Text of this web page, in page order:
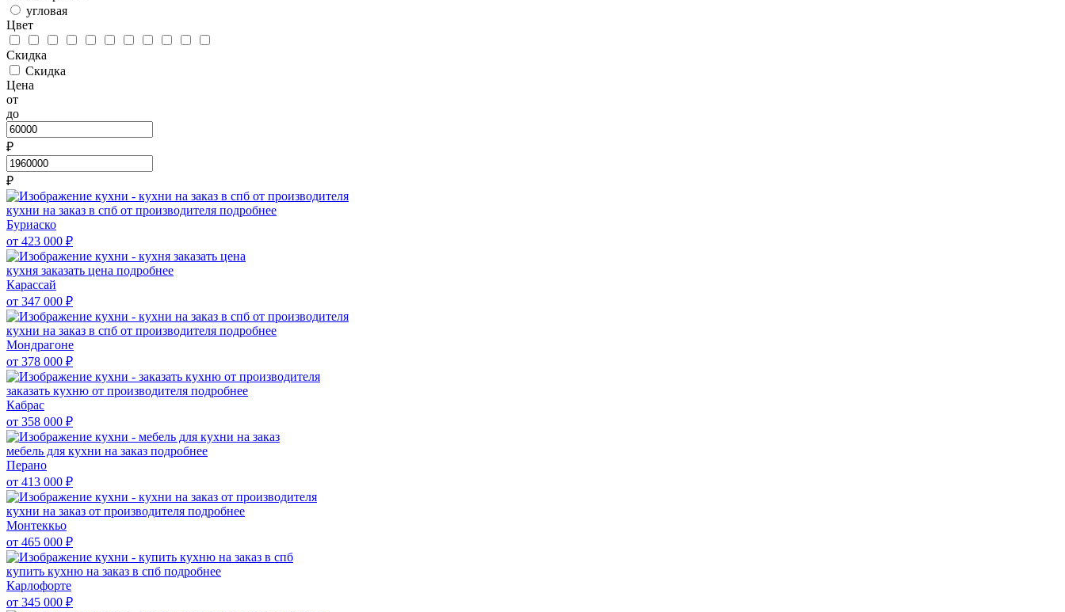
угловая
Цвет
Скидка
Скидка
Цена
от
до
₽
₽
кухни на заказ в спб от производителя подробнее
Буриаско
от 423 000 ₽
кухня заказать цена подробнее
Карассай
от 347 000 ₽
кухни на заказ в спб от производителя подробнее
Мондрагоне
от 378 000 ₽
заказать кухню от производителя подробнее
Кабрас
от 358 000 ₽
мебель для кухни на заказ подробнее
Перано
от 413 000 ₽
кухни на заказ от производителя подробнее
Монтеккьо
от 465 000 ₽
купить кухню на заказ в спб подробнее
Карлофорте
от 345 000 ₽